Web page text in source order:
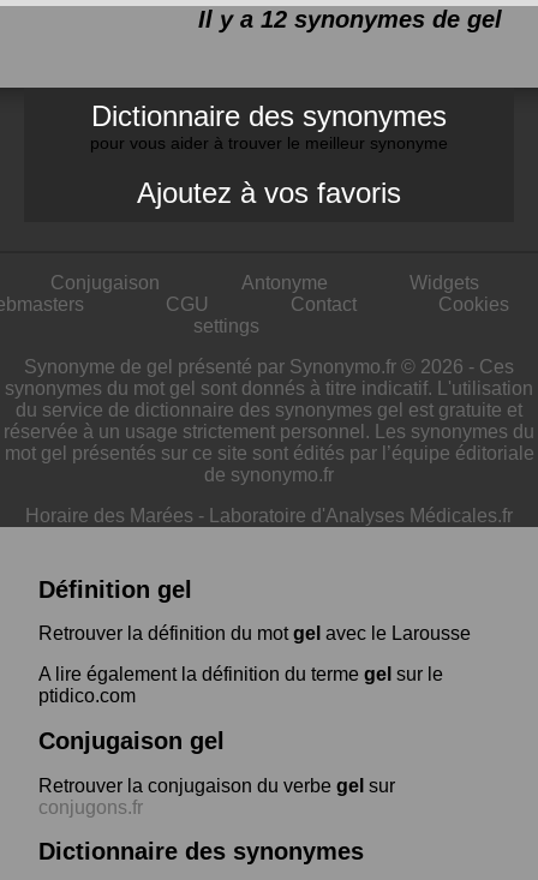
Il y a 12 synonymes de gel
Dictionnaire des synonymes
pour vous aider à trouver le meilleur synonyme
Ajoutez à vos favoris
Conjugaison Antonyme
Widgets
CGU Contact
Cookies
settings
Synonyme de gel présenté par Synonymo.fr © 2026 - Ces
synonymes du mot gel sont donnés à titre indicatif. L'utilisation
du service de dictionnaire des synonymes gel est gratuite et
réservée à un usage strictement personnel. Les synonymes du
mot gel présentés sur ce site sont édités par l’équipe éditoriale
de synonymo.fr
Horaire des Marées - Laboratoire d'Analyses Médicales.fr
Définition gel
Retrouver la définition du motgel avec le Larousse
A lire également la définition du terme gel sur le
ptidico.com
Conjugaison gel
Retrouver la conjugaison du verbe gel sur
conjugons.fr
Dictionnaire des synonymes